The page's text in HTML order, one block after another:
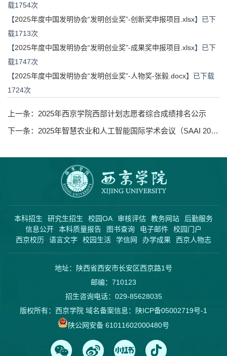
载1754次
【2025年度中国发明协会“发明创业奖”-创新奖申报项目.xlsx】已下
载1713次
【2025年度中国发明协会“发明创业奖”-成果奖申报项目.xlsx】已下
载1747次
【2025年度中国发明协会“发明创业奖”-人物奖-张毅.docx】已下载
1724次
上一条： 2025年西京学院西部计划志愿者综合成绩排名公示
下一条： 2025年智慧农业和人工智能国际学术会议（SAAI 2025）
本科招生 研究生招生 校园OA 审核评估 教务网站
后勤服务
信息公开
本科质量报告 图书查询 电子邮件
校园门户
西京校历
语言文字 校园生活 学信网 办学成果 西京人物志
地址：陕西省西安市长安区西京路1号
邮编：710123
招生咨询电话：029-85628035
版权所有：西京学院 域名备案信息：
陕ICP备05002719号-1
陕公网安备 61011602000480号